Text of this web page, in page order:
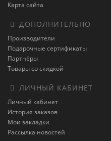
Карта сайта
ДОПОЛНИТЕЛЬНО
Производители
Подарочные сертификаты
Партнёры
Товары со скидкой
ЛИЧНЫЙ КАБИНЕТ
Личный кабинет
История заказов
Мои закладки
Рассылка новостей